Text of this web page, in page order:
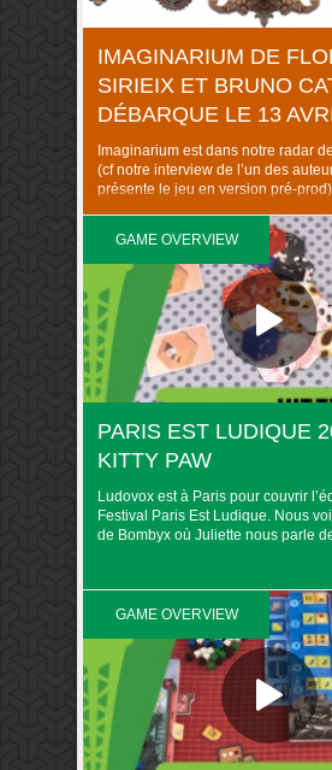
IMAGINARIUM DE
SIRIEIX ET BRUNO
DÉBARQUE LE 13
Imaginarium est dans notre radar
(cf notre interview de l’un des
présente le jeu en version pré-
(entre 45 et 50€). Imaginé par
Bruno Cathala et illustré avec
Bubastis, Imaginarium ..
GAME OVERVIEW
PARIS EST LUDIQUE
KITTY PAW
Ludovox est à Paris pour couvrir
Festival Paris Est Ludique. Nous
de Bombyx où Juliette nous parle
GAME OVERVIEW